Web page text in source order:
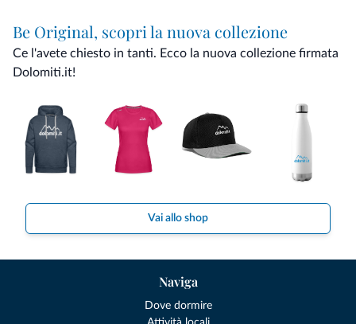
Be Original, scopri la nuova collezione
Ce l'avete chiesto in tanti. Ecco la nuova collezione firmata
Dolomiti.it!
Vai allo shop
Naviga
Dove dormire